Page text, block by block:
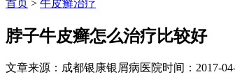
首页 > 牛皮癣治疗
脖子牛皮癣怎么治疗比较好
文章来源：成都银康银屑病医院时间：2017-